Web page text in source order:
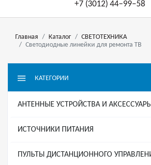
+7 (3012) 44‒99‒58
Главная Каталог
СВЕТОТЕХНИКА
Светодиодные линейки для ремонта ТВ
КАТЕГОРИИ
АНТЕННЫЕ УСТРОЙСТВА И АКСЕССУАРЫ
ИСТОЧНИКИ ПИТАНИЯ
ПУЛЬТЫ ДИСТАНЦИОННОГО